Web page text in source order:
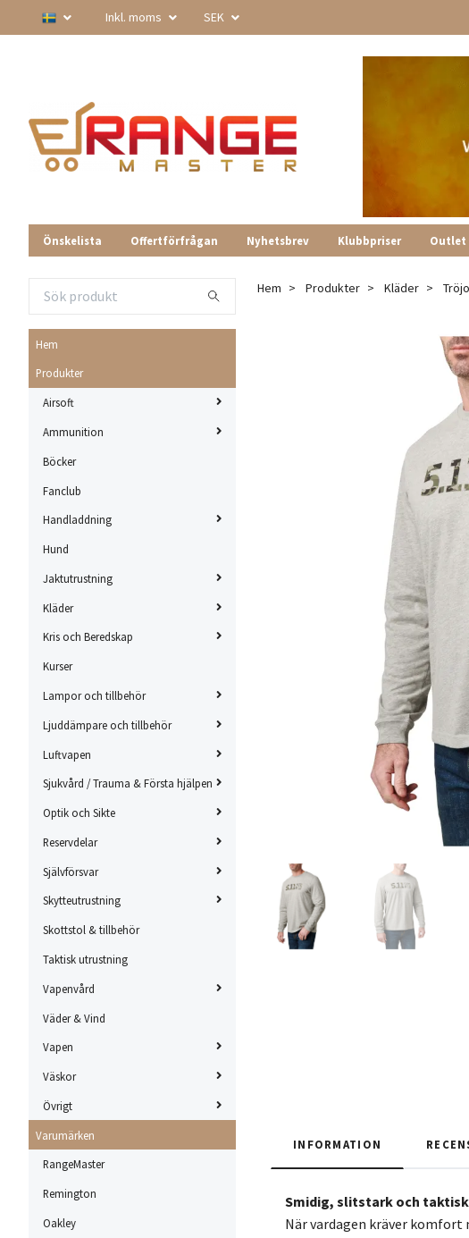
Inkl. moms SEK
Önskelista Offertförfrågan Nyhetsbrev Klubbpriser Outlet
Hem
Produkter
Airsoft
Ammunition
Böcker
Fanclub
Handladdning
Hund
Jaktutrustning
Kläder
Kris och Beredskap
Kurser
Lampor och tillbehör
Ljuddämpare och tillbehör
Luftvapen
Sjukvård / Trauma & Första hjälpen
Optik och Sikte
Reservdelar
Självförsvar
Skytteutrustning
Skottstol & tillbehör
Taktisk utrustning
Vapenvård
Väder & Vind
Vapen
Väskor
Övrigt
Varumärken
RangeMaster
Remington
Oakley
Hem Produkter Kläder
INFORMATION
Smidig, slitstark och
När vardagen kräver